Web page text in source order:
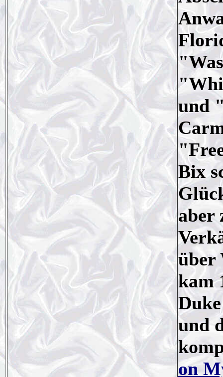
und
Bix
aber
über
kam
und
on